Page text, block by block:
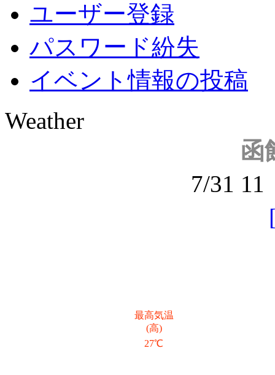
ユーザー登録
パスワード紛失
イベント情報の投稿
Weather
函
7/31
最高気温
(高)
27℃